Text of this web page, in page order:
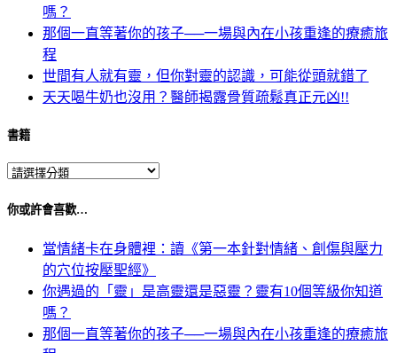
嗎？
那個一直等著你的孩子──一場與內在小孩重逢的療癒旅
程
世間有人就有靈，但你對靈的認識，可能從頭就錯了
天天喝牛奶也沒用？醫師揭露骨質疏鬆真正元凶!!
書籍
你或許會喜歡…
當情緒卡在身體裡：讀《第一本針對情緒、創傷與壓力
的穴位按壓聖經》
你遇過的「靈」是高靈還是惡靈？靈有10個等級你知道
嗎？
那個一直等著你的孩子──一場與內在小孩重逢的療癒旅